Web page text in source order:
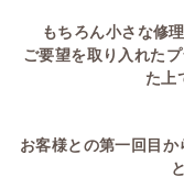
もちろん小さな修
ご要望を取り入れた
た上
お客様との第一回目か